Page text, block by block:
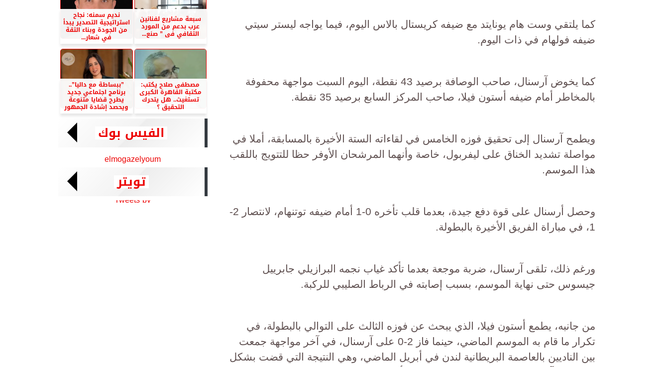
كما يلتقي وست هام يونايتد مع ضيفه كريستال بالاس اليوم، فيما يواجه ليستر سيتي
ضيفه فولهام في ذات اليوم.
كما يخوض آرسنال، صاحب الوصافة برصيد 43 نقطة، اليوم السبت مواجهة محفوفة
بالمخاطر أمام ضيفه أستون فيلا، صاحب المركز السابع برصيد 35 نقطة.
ويطمح آرسنال إلى تحقيق فوزه الخامس في لقاءاته الستة الأخيرة بالمسابقة، أملا في
مواصلة تشديد الخناق على ليفربول، خاصة وأنهما المرشحان الأوفر حظا للتتويج باللقب
هذا الموسم.
وحصل أرسنال على قوة دفع جيدة، بعدما قلب تأخره 0-1 أمام ضيفه توتنهام، لانتصار 2-
1، في مباراة الفريق الأخيرة بالبطولة.
ورغم ذلك، تلقى آرسنال، ضربة موجعة بعدما تأكد غياب نجمه البرازيلي جابرييل
جيسوس حتى نهاية الموسم، بسبب إصابته في الرباط الصليبي للركبة.
من جانبه، يطمع أستون فيلا، الذي يبحث عن فوزه الثالث على التوالي بالبطولة، في
تكرار ما قام به الموسم الماضي، حينما فاز 2-0 على آرسنال، في آخر مواجهة جمعت
بين الناديين بالعاصمة البريطانية لندن في أبريل الماضي، وهي النتيجة التي قضت بشكل
سبعة مشاريع لفنانين
عرب بدعم من المورد
الثقافي فى ” صنع...
نديم سمنه: نجاح
استراتيجية التصدير يبدأ
من الجودة وبناء الثقة
في شعار...
مصطفى صلاح يكتب:
مكتبة القاهرة الكبرى
تستغيث.. هل يتحرك
التحقيق ؟
”ببساطة مع داليا”..
برنامج اجتماعي جديد
يطرح قضايا متنوعة
ويحصد إشادة الجمهور
الفيس بوك
elmogazelyoum
تويتر
Tweets by